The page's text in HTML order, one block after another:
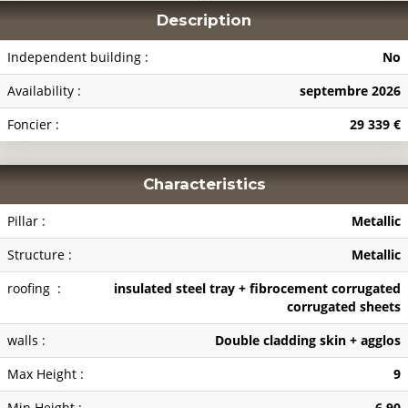
Description
Independent building :
No
Availability :
septembre 2026
Foncier :
29 339 €
Characteristics
Pillar :
Metallic
Structure :
Metallic
roofing :
insulated steel tray + fibrocement corrugated
corrugated sheets
walls :
Double cladding skin + agglos
Max Height :
9